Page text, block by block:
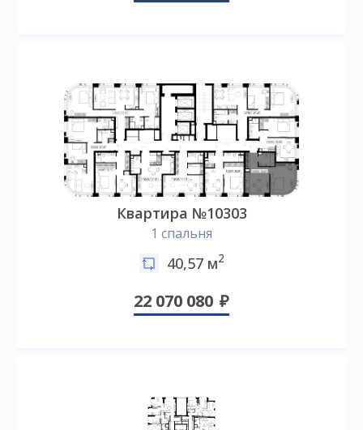
Квартира №10303
1 спальня
40,57 м2
22 070 080